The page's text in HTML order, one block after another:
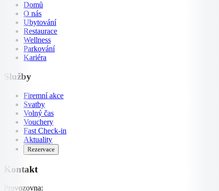
Domů
O nás
Ubytování
Restaurace
Wellness
Parkování
Kariéra
Služby
Firemní akce
Svatby
Volný čas
Vouchery
Fast Check-in
Aktuality
Rezervace
Kontakt
Provozovna: